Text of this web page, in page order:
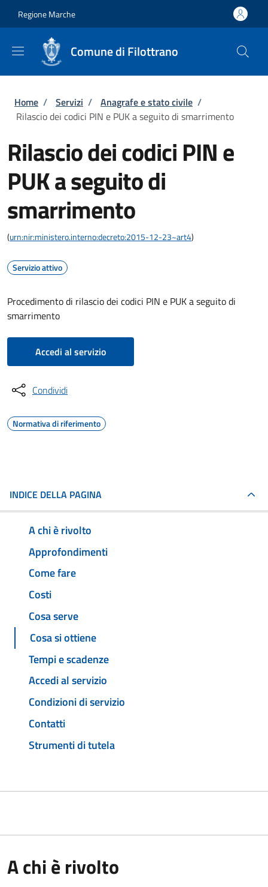
Regione Marche
Comune di Filottrano
Briciole di pane
Home / Servizi / Anagrafe e stato civile /
Rilascio dei codici PIN e PUK a seguito di smarrimento
Rilascio dei codici PIN e
PUK a seguito di
smarrimento
(urn:nir:ministero.interno:decreto:2015-12-23~art4)
Servizio attivo
Procedimento di rilascio dei codici PIN e PUK a seguito di
smarrimento
Accedi al servizio
Condividi
Normativa di riferimento
INDICE DELLA PAGINA
A chi è rivolto
Approfondimenti
Come fare
Costi
Cosa serve
Cosa si ottiene
Tempi e scadenze
Accedi al servizio
Condizioni di servizio
Contatti
Strumenti di tutela
A chi è rivolto